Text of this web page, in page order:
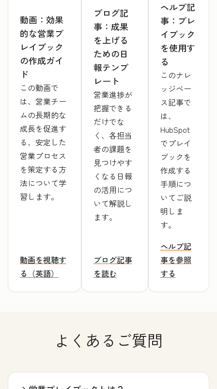
動画：効果
的な営業プ
レイブック
の作成ガイ
ド
この動画で
は、営業チー
ムの長期的な
成長を促進す
る、安定した
営業プロセス
を策定する方
法について学
習します。
動画を視聴す
る（英語）
ブログ記
事：成果
を上げる
ための日
報テンプ
レート
営業進捗が
把握できる
だけでな
く、各担当
者の課題を
見つけやす
くなる日報
の活用につ
いて解説し
ます。
ブログ記事
を読む
ヘルプ記
事：プレ
イブック
を使用す
る
このナレ
ッジベー
ス記事で
は、
HubSpot
でプレイ
ブックを
作成する
手順につ
いてご説
明しま
す。
ヘルプ記
事を参照
する
よくあるご質問